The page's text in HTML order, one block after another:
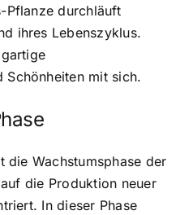
Pflanze durchläuft
ihres Lebenszyklus.
Schönheiten mit sich.
die Wachstumsphase der
die Produktion neuer
In dieser Phase